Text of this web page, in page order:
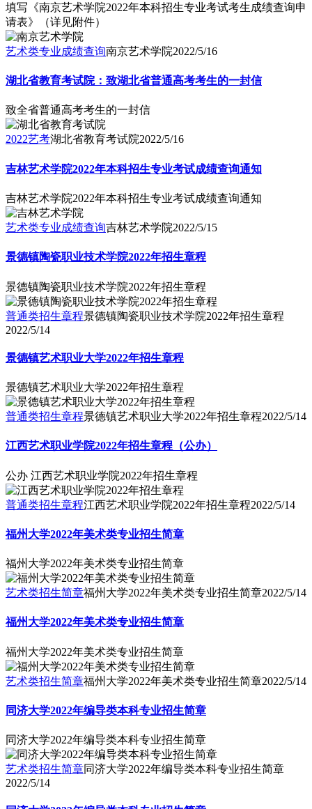
填写《南京艺术学院2022年本科招生专业考试考生成绩查询申
请表》（详见附件）
艺术类专业成绩查询南京艺术学院2022/5/16
湖北省教育考试院：致湖北省普通高考考生的一封信
致全省普通高考考生的一封信
2022艺考湖北省教育考试院2022/5/16
吉林艺术学院2022年本科招生专业考试成绩查询通知
吉林艺术学院2022年本科招生专业考试成绩查询通知
艺术类专业成绩查询吉林艺术学院2022/5/15
景德镇陶瓷职业技术学院2022年招生章程
景德镇陶瓷职业技术学院2022年招生章程
普通类招生章程景德镇陶瓷职业技术学院2022年招生章程
2022/5/14
景德镇艺术职业大学2022年招生章程
景德镇艺术职业大学2022年招生章程
普通类招生章程景德镇艺术职业大学2022年招生章程2022/5/14
江西艺术职业学院2022年招生章程（公办）
公办 江西艺术职业学院2022年招生章程
普通类招生章程江西艺术职业学院2022年招生章程2022/5/14
福州大学2022年美术类专业招生简章
福州大学2022年美术类专业招生简章
艺术类招生简章福州大学2022年美术类专业招生简章2022/5/14
福州大学2022年美术类专业招生简章
福州大学2022年美术类专业招生简章
艺术类招生简章福州大学2022年美术类专业招生简章2022/5/14
同济大学2022年编导类本科专业招生简章
同济大学2022年编导类本科专业招生简章
艺术类招生简章同济大学2022年编导类本科专业招生简章
2022/5/14